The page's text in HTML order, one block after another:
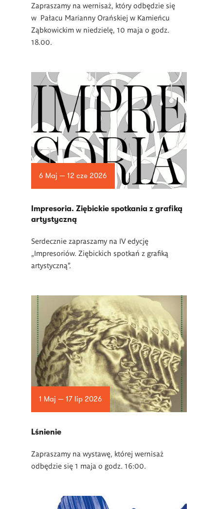
Zapraszamy na wernisaż, który odbędzie się
w Pałacu Marianny Orańskiej w Kamieńcu
Ząbkowickim w niedzielę, 10 maja o godz.
18.00.
6 Maj — 12 cze 2026
Impresoria. Ziębickie spotkania z grafiką
artystyczną
Serdecznie zapraszamy na IV edycję
„Impresoriów. Ziębickich spotkań z grafiką
artystyczną”.
1 Maj — 17 lip 2026
Lśnienie
Zapraszamy na wystawę, której wernisaż
odbędzie się 1 maja o godz. 16:00.